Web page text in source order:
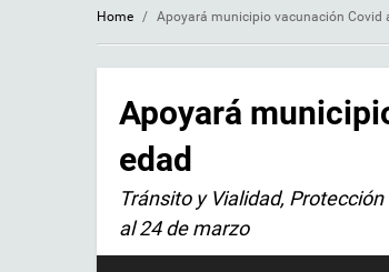
Home / Apoyará municipio vacunación Covid
Apoyará
edad
Tránsito y Vialidad,
al 24 de marzo